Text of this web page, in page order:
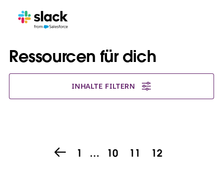
Ressourcen für dich
INHALTE FILTERN
1 … 10 11 12